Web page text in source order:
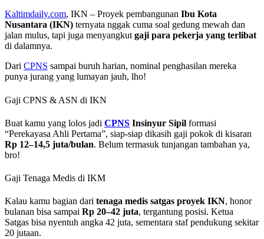
Kaltimdaily.com, IKN – Proyek pembangunan Ibu Kota
Nusantara (IKN) ternyata nggak cuma soal gedung mewah dan
jalan mulus, tapi juga menyangkut gaji para pekerja yang terlibat
di dalamnya.
Dari CPNS sampai buruh harian, nominal penghasilan mereka
punya jurang yang lumayan jauh, lho!
Gaji CPNS & ASN di IKN
Buat kamu yang lolos jadi CPNS Insinyur Sipil formasi
“Perekayasa Ahli Pertama”, siap-siap dikasih gaji pokok di kisaran
Rp 12–14,5 juta/bulan. Belum termasuk tunjangan tambahan ya,
bro!
Gaji Tenaga Medis di IKM
Kalau kamu bagian dari tenaga medis satgas proyek IKN, honor
bulanan bisa sampai Rp 20–42 juta, tergantung posisi. Ketua
Satgas bisa nyentuh angka 42 juta, sementara staf pendukung sekitar
20 jutaan.